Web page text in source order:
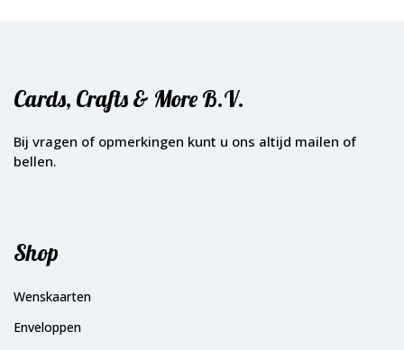
Cards, Crafts & More B.V.
Bij vragen of opmerkingen kunt u ons altijd mailen of
bellen.
Shop
Wenskaarten
Enveloppen